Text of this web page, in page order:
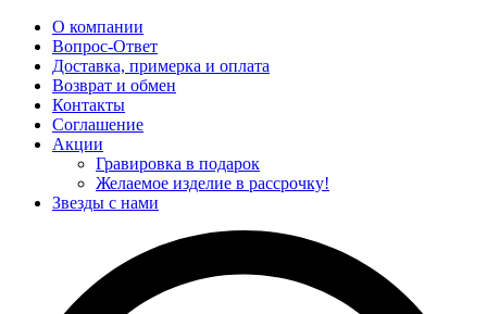
О компании
Вопрос-Ответ
Доставка, примерка и оплата
Возврат и обмен
Контакты
Соглашение
Акции
Гравировка в подарок
Желаемое изделие в рассрочку!
Звезды с нами